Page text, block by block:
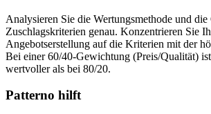
Analysieren Sie die Wertungsmethode und
Zuschlagskriterien genau. Konzentrieren Sie
Angebotserstellung auf die Kriterien mit der
Bei einer 60/40-Gewichtung (Preis/Qualität)
wertvoller als bei 80/20.
Patterno hilft